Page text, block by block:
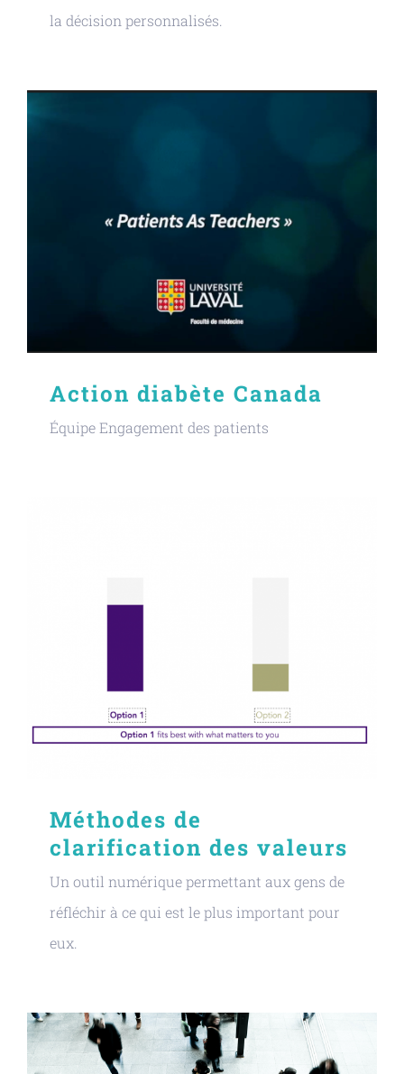
la décision personnalisés.
Action diabète Canada
Équipe Engagement des patients
Méthodes de
clarification des valeurs
Un outil numérique permettant aux gens de
réfléchir à ce qui est le plus important pour
eux.